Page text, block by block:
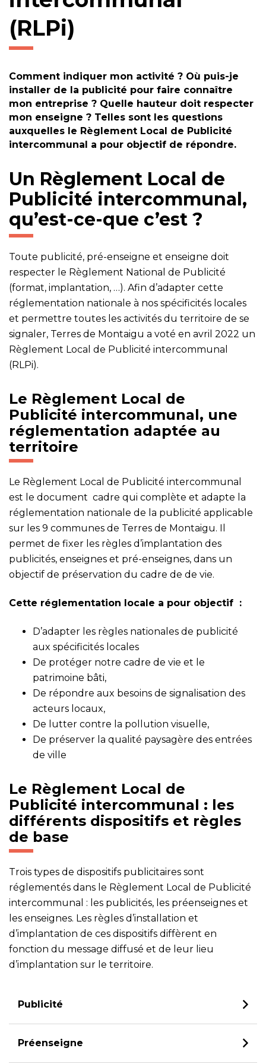
(RLPi)
Comment indiquer mon activité ? Où puis-je
installer de la publicité pour faire connaître
mon entreprise ? Quelle hauteur doit respecter
mon enseigne ? Telles sont les questions
auxquelles le Règlement Local de Publicité
intercommunal a pour objectif de répondre.
Un Règlement Local de
Publicité intercommunal,
qu’est-ce-que c’est ?
Toute publicité, pré-enseigne et enseigne doit
respecter le Règlement National de Publicité
(format, implantation, …). Afin d’adapter cette
réglementation nationale à nos spécificités locales
et permettre toutes les activités du territoire de se
signaler, Terres de Montaigu a voté en avril 2022 un
Règlement Local de Publicité intercommunal
(RLPi).
Le Règlement Local de
Publicité intercommunal, une
réglementation adaptée au
territoire
Le Règlement Local de Publicité intercommunal
est le document cadre qui complète et adapte la
réglementation nationale de la publicité applicable
sur les 9 communes de Terres de Montaigu. Il
permet de fixer les règles d’implantation des
publicités, enseignes et pré-enseignes, dans un
objectif de préservation du cadre de de vie.
Cette réglementation locale a pour objectif :
D’adapter les règles nationales de publicité
aux spécificités locales
De protéger notre cadre de vie et le
patrimoine bâti,
De répondre aux besoins de signalisation des
acteurs locaux,
De lutter contre la pollution visuelle,
De préserver la qualité paysagère des entrées
de ville
Le Règlement Local de
Publicité intercommunal : les
différents dispositifs et règles
de base
Trois types de dispositifs publicitaires sont
réglementés dans le Règlement Local de Publicité
intercommunal : les publicités, les préenseignes et
les enseignes. Les règles d’installation et
d’implantation de ces dispositifs diffèrent en
fonction du message diffusé et de leur lieu
d’implantation sur le territoire.
Publicité
Préenseigne